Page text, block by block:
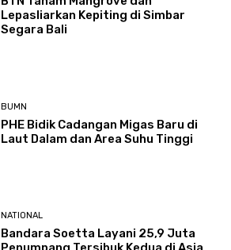
Lepasliarkan Kepiting di Simbar
Segara Bali
BUMN
PHE Bidik Cadangan Migas Baru di
Laut Dalam dan Area Suhu Tinggi
NATIONAL
Bandara Soetta Layani 25,9 Juta